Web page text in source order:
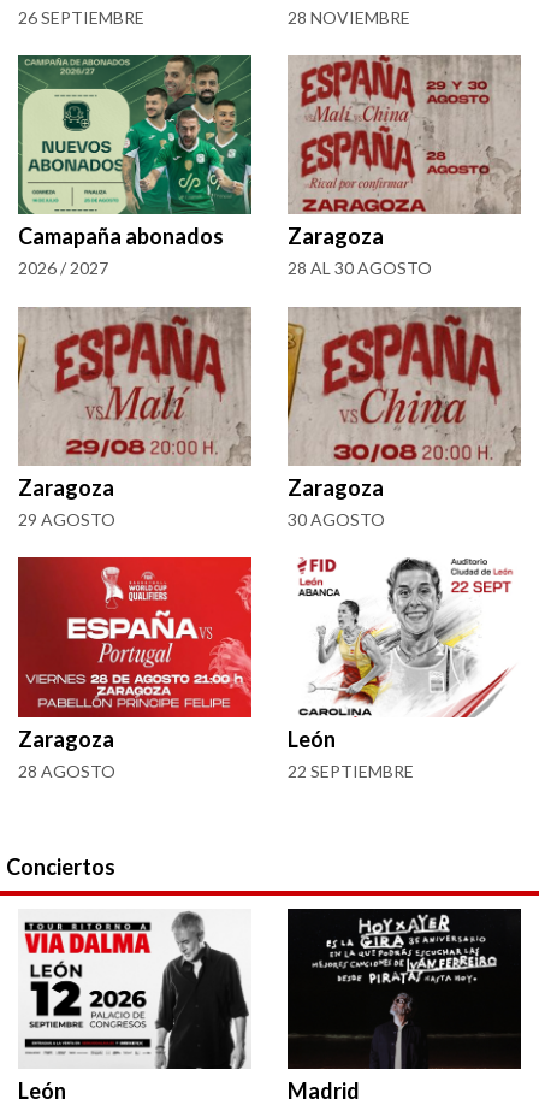
26 SEPTIEMBRE 28 NOVIEMBRE
Camapaña abonados
2026 / 2027
Zaragoza
28 AL 30 AGOSTO
Zaragoza
29 AGOSTO
Zaragoza
30 AGOSTO
Zaragoza
28 AGOSTO
León
22 SEPTIEMBRE
Conciertos
León Madrid